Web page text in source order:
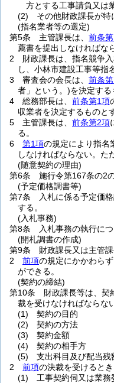
方とする工事請負又は
(2)
その他財政課長が特
(指名業者等の選定)
第5条
主管課長は、 前条
薦書を提出しなければな
2
財政課長は、指名競争
し、小林市建設工事等指
3
審査会の会長は、 前条
者」という。)を決定する
4
総務部長は、 前条第1項
収業者を決定するものと
5
主管課長は、 前条第2項
る。
6
第1項の規定により指名
しなければならない。 た
(随意契約の理由)
第6条
施行令第167条の2
(予定価格調書等)
第7条
入札に係る予定価
する。
(入札事務)
第8条
入札事務の執行に
(開札調書の作成)
第9条
財政課長又は主管
2
前項の規定にかかわら
ができる。
(契約の締結)
第10条
財政課長等は、契
裁を受けなければならな
(1)
契約の目的
(2)
契約の方法
(3)
契約金額
(4)
契約の相手方
(5)
支出科目及び配当残
2
前項の決裁を受けるとき
(1)
工事契約伺又は業務